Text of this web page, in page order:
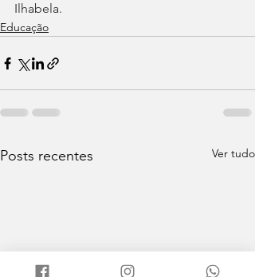
Ilhabela.
Educação
Posts recentes Ver tudo